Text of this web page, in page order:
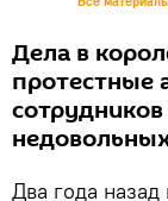
Дела в
протестные
Два года назад